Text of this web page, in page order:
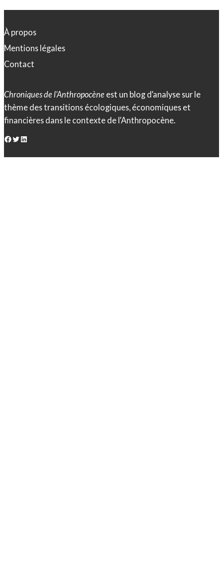
À propos
Mentions légales
Contact
Chroniques de l’Anthropocène est un blog d’analyse sur le
thème des transitions écologiques, économiques et
financières dans le contexte de l’Anthropocène.
Facebook Twitter LinkedIn